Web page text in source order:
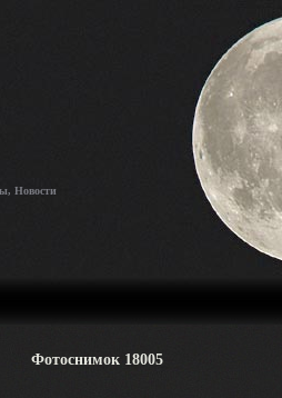
Новости
Фотоснимок 18005